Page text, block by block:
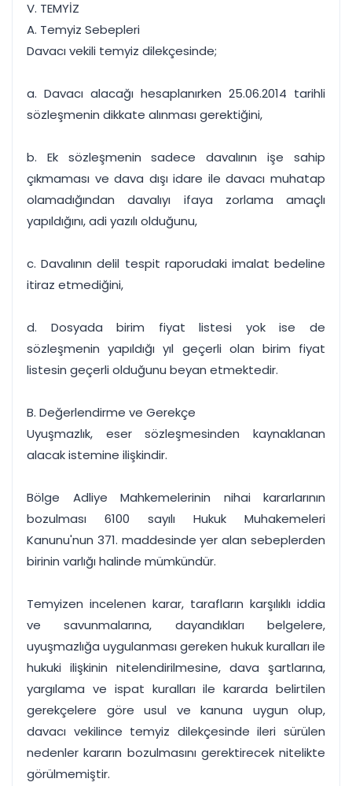
V. TEMYİZ
A. Temyiz Sebepleri
Davacı vekili temyiz dilekçesinde;
a. Davacı alacağı hesaplanırken 25.06.2014 tarihli
sözleşmenin dikkate alınması gerektiğini,
b. Ek sözleşmenin sadece davalının işe sahip
çıkmaması ve dava dışı idare ile davacı muhatap
olamadığından davalıyı ifaya zorlama amaçlı
yapıldığını, adi yazılı olduğunu,
c. Davalının delil tespit raporudaki imalat bedeline
itiraz etmediğini,
d. Dosyada birim fiyat listesi yok ise de
sözleşmenin yapıldığı yıl geçerli olan birim fiyat
listesin geçerli olduğunu beyan etmektedir.
B. Değerlendirme ve Gerekçe
Uyuşmazlık, eser sözleşmesinden kaynaklanan
alacak istemine ilişkindir.
Bölge Adliye Mahkemelerinin nihai kararlarının
bozulması 6100 sayılı Hukuk Muhakemeleri
Kanunu'nun 371. maddesinde yer alan sebeplerden
birinin varlığı halinde mümkündür.
Temyizen incelenen karar, tarafların karşılıklı iddia
ve savunmalarına, dayandıkları belgelere,
uyuşmazlığa uygulanması gereken hukuk kuralları ile
hukuki ilişkinin nitelendirilmesine, dava şartlarına,
yargılama ve ispat kuralları ile kararda belirtilen
gerekçelere göre usul ve kanuna uygun olup,
davacı vekilince temyiz dilekçesinde ileri sürülen
nedenler kararın bozulmasını gerektirecek nitelikte
görülmemiştir.